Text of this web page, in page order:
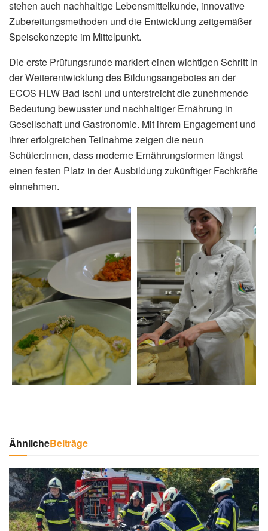
stehen auch nachhaltige Lebensmittelkunde, innovative
Zubereitungsmethoden und die Entwicklung zeitgemäßer
Speisekonzepte im Mittelpunkt.
Die erste Prüfungsrunde markiert einen wichtigen Schritt in
der Weiterentwicklung des Bildungsangebotes an der
ECOS HLW Bad Ischl und unterstreicht die zunehmende
Bedeutung bewusster und nachhaltiger Ernährung in
Gesellschaft und Gastronomie. Mit ihrem Engagement und
ihrer erfolgreichen Teilnahme zeigen die neun
Schüler:innen, dass moderne Ernährungsformen längst
einen festen Platz in der Ausbildung zukünftiger Fachkräfte
einnehmen.
ÄhnlicheBeiträge